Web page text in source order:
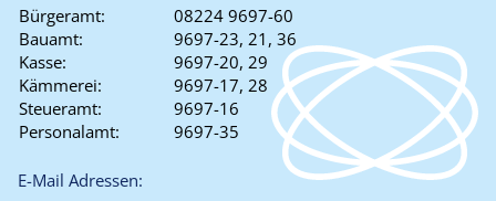
Bürgeramt:
08224 9697-60
Bauamt:
9697-23, 21, 36
Kasse:
9697-20, 29
Kämmerei:
9697-17, 28
Steueramt:
9697-16
Personalamt:
9697-35
E-Mail Adressen: